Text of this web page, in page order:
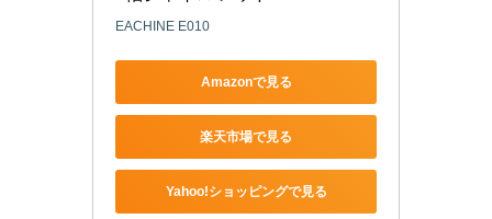
EACHINE E010
Amazonで見る
楽天市場で見る
Yahoo!ショッピングで見る